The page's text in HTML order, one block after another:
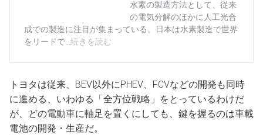
トヨタは従来、BEV以外にPHEV、FCVなどの開発も同時
に進める、いわゆる「全方位戦略」をとっているわけだ
が、どの電動車に軸足を置くにしても、鍵を握るのは車載
電池の開発・生産だ。